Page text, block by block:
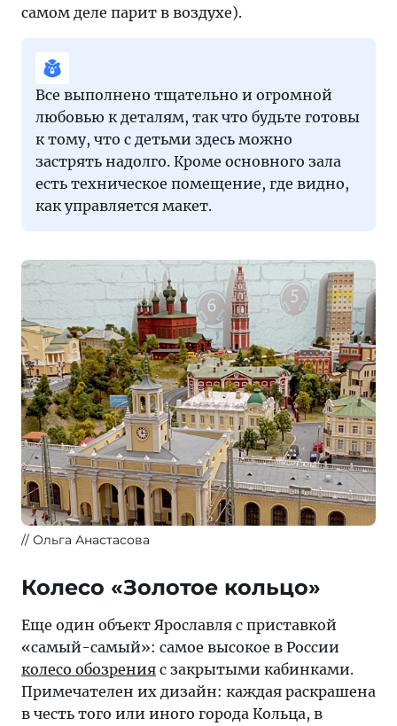
самом деле парит в воздухе).
Все выполнено тщательно и огромной
любовью к деталям, так что будьте готовы
к тому, что с детьми здесь можно
застрять надолго. Кроме основного зала
есть техническое помещение, где видно,
как управляется макет.
Ольга Анастасова
Колесо «Золотое кольцо»
Еще один объект Ярославля с приставкой
«самый-самый»: самое высокое в России
колесо обозрения с закрытыми кабинками.
Примечателен их дизайн: каждая раскрашена
в честь того или иного города Кольца, в